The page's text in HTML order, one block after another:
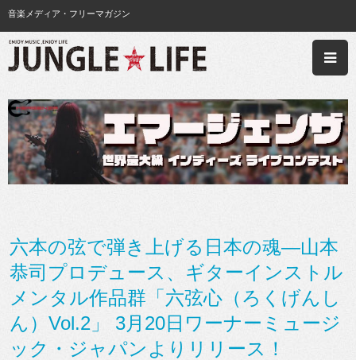
音楽メディア・フリーマガジン
六本の弦で弾き上げる日本の魂―山本
恭司プロデュース、ギターインストル
メンタル作品群「六弦心（ろくげんし
ん）Vol.2」 3月20日ワーナーミュージ
ック・ジャパンよりリリース！